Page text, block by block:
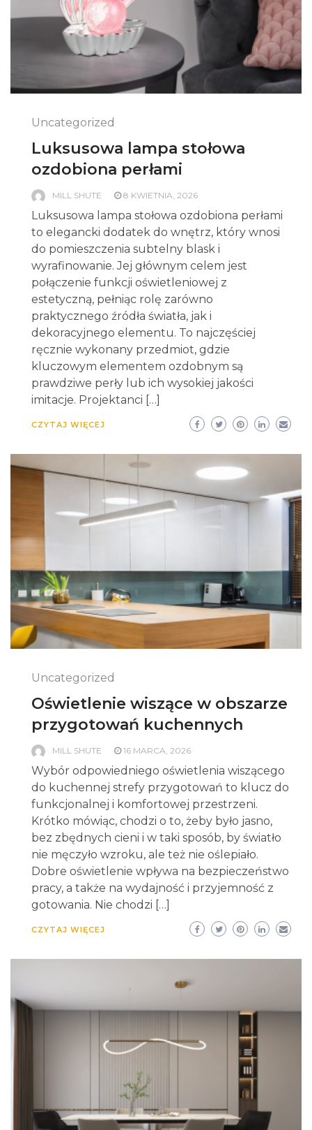
Uncategorized
Luksusowa lampa stołowa
ozdobiona perłami
MILL SHUTE 8 KWIETNIA, 2026
Luksusowa lampa stołowa ozdobiona perłami
to elegancki dodatek do wnętrz, który wnosi
do pomieszczenia subtelny blask i
wyrafinowanie. Jej głównym celem jest
połączenie funkcji oświetleniowej z
estetyczną, pełniąc rolę zarówno
praktycznego źródła światła, jak i
dekoracyjnego elementu. To najczęściej
ręcznie wykonany przedmiot, gdzie
kluczowym elementem ozdobnym są
prawdziwe perły lub ich wysokiej jakości
imitacje. Projektanci […]
CZYTAJ WIĘCEJ
Uncategorized
Oświetlenie wiszące w obszarze
przygotowań kuchennych
MILL SHUTE 16 MARCA, 2026
Wybór odpowiedniego oświetlenia wiszącego
do kuchennej strefy przygotowań to klucz do
funkcjonalnej i komfortowej przestrzeni.
Krótko mówiąc, chodzi o to, żeby było jasno,
bez zbędnych cieni i w taki sposób, by światło
nie męczyło wzroku, ale też nie oślepiało.
Dobre oświetlenie wpływa na bezpieczeństwo
pracy, a także na wydajność i przyjemność z
gotowania. Nie chodzi […]
CZYTAJ WIĘCEJ